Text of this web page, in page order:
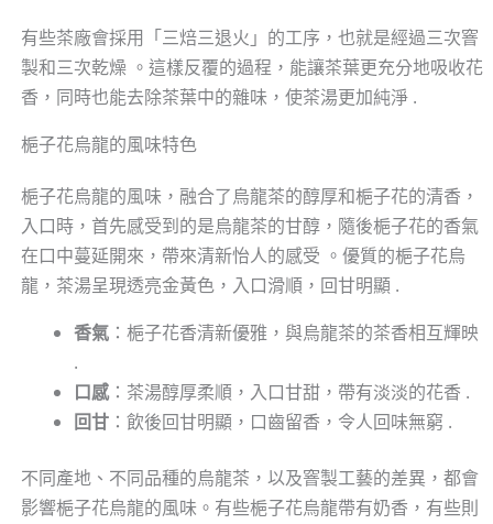
有些茶廠會採用「三焙三退火」的工序，也就是經過三次窨
製和三次乾燥 。這樣反覆的過程，能讓茶葉更充分地吸收花
香，同時也能去除茶葉中的雜味，使茶湯更加純淨 .
梔子花烏龍的風味特色
梔子花烏龍的風味，融合了烏龍茶的醇厚和梔子花的清香，
入口時，首先感受到的是烏龍茶的甘醇，隨後梔子花的香氣
在口中蔓延開來，帶來清新怡人的感受 。優質的梔子花烏
龍，茶湯呈現透亮金黃色，入口滑順，回甘明顯 .
香氣：梔子花香清新優雅，與烏龍茶的茶香相互輝映
.
口感：茶湯醇厚柔順，入口甘甜，帶有淡淡的花香 .
回甘：飲後回甘明顯，口齒留香，令人回味無窮 .
不同產地、不同品種的烏龍茶，以及窨製工藝的差異，都會
影響梔子花烏龍的風味。有些梔子花烏龍帶有奶香，有些則